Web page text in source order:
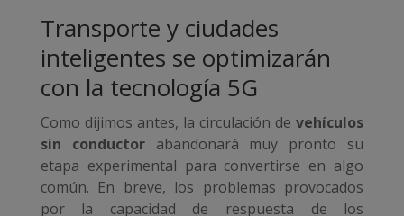
Transporte y ciudades
inteligentes se optimizarán
con la tecnología 5G
Como dijimos antes, la circulación devehículos
sin conductorabandonará muy pronto su
etapa experimental para convertirse en algo
común. En breve, los problemas provocados
por la capacidad de respuesta de los